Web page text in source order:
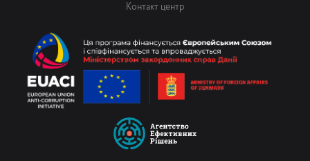
Контакт центр